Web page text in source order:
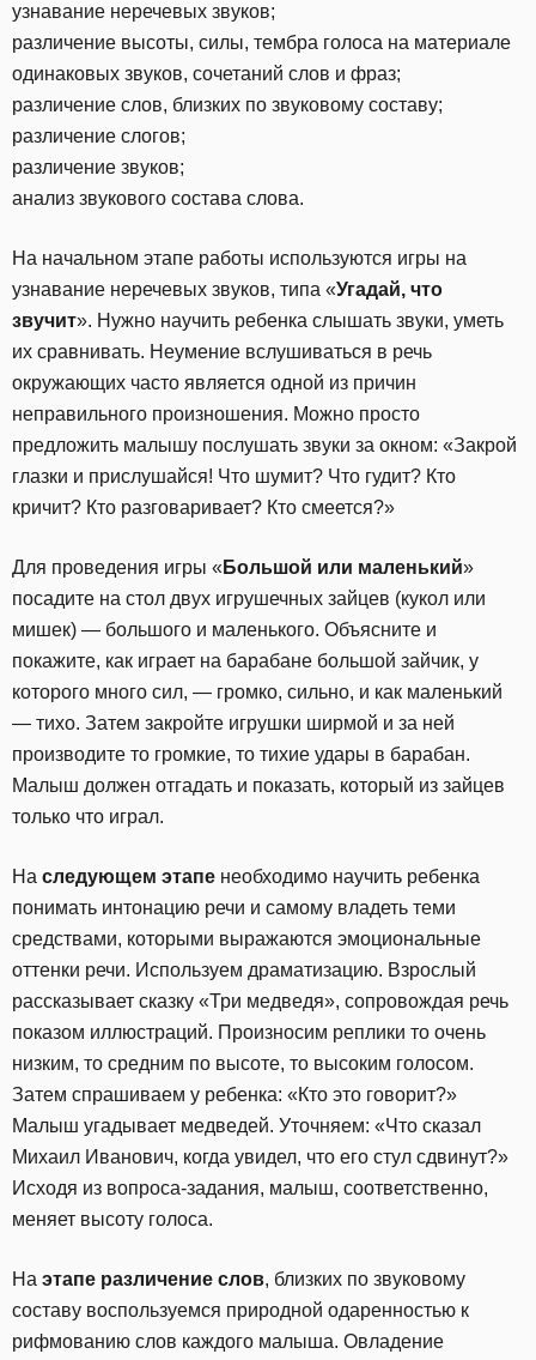
узнавание неречевых звуков;
различение высоты, силы, тембра голоса на материале
одинаковых звуков, сочетаний слов и фраз;
различение слов, близких по звуковому составу;
различение слогов;
различение звуков;
анализ звукового состава слова.
На начальном этапе работы используются игры на
узнавание неречевых звуков, типа «Угадай, что
звучит». Нужно научить ребенка слышать звуки, уметь
их сравнивать. Неумение вслушиваться в речь
окружающих часто является одной из причин
неправильного произношения. Можно просто
предложить малышу послушать звуки за окном: «Закрой
глазки и прислушайся! Что шумит? Что гудит? Кто
кричит? Кто разговаривает? Кто смеется?»
Для проведения игры « Большой или маленький»
посадите на стол двух игрушечных зайцев (кукол или
мишек) — большого и маленького. Объясните и
покажите, как играет на барабане большой зайчик, у
которого много сил, — громко, сильно, и как маленький
— тихо. Затем закройте игрушки ширмой и за ней
производите то громкие, то тихие удары в барабан.
Малыш должен отгадать и показать, который из зайцев
только что играл.
На следующем этапе необходимо научить ребенка
понимать интонацию речи и самому владеть теми
средствами, которыми выражаются эмоциональные
оттенки речи. Используем драматизацию. Взрослый
рассказывает сказку «Три медведя», сопровождая речь
показом иллюстраций. Произносим реплики то очень
низким, то средним по высоте, то высоким голосом.
Затем спрашиваем у ребенка: «Кто это говорит?»
Малыш угадывает медведей. Уточняем: «Что сказал
Михаил Иванович, когда увидел, что его стул сдвинут?»
Исходя из вопроса-задания, малыш, соответственно,
меняет высоту голоса.
На этапе различение слов, близких по звуковому
составу воспользуемся природной одаренностью к
рифмованию слов каждого малыша. Овладение